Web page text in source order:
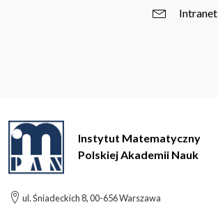
Intranet
Instytut Matematyczny
Polskiej Akademii Nauk
ul. Śniadeckich 8, 00-656 Warszawa